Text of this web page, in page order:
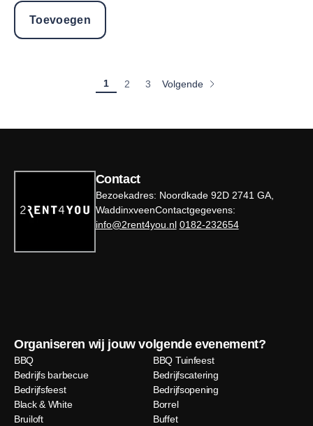
Toevoegen
1 2 3 Volgende
Contact
Bezoekadres: Noordkade 92D 2741 GA,
WaddinxveenContactgegevens:
info@2rent4you.nl 0182-232654
Organiseren wij jouw volgende evenement?
BBQ
BBQ Tuinfeest
Bedrijfs barbecue
Bedrijfscatering
Bedrijfsfeest
Bedrijfsopening
Black & White
Borrel
Bruiloft
Buffet